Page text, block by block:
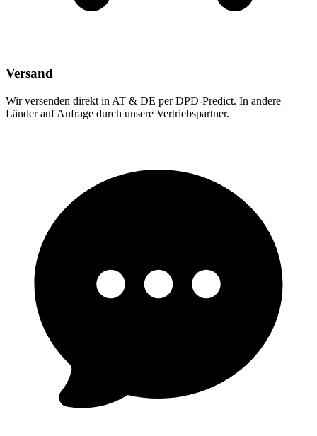
Versand
Wir versenden direkt in AT & DE per DPD-Predict. In andere
Länder auf Anfrage durch unsere Vertriebspartner.